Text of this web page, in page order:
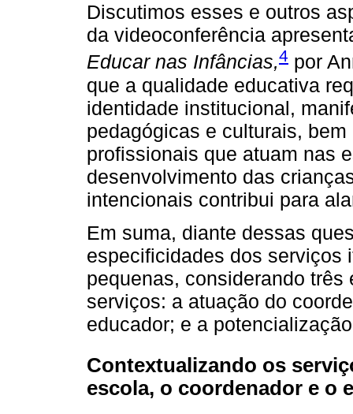
Discutimos esses e outros
da videoconferência
Educar nas Infâncias,4 por
que a qualidade educativa
identidade institucional,
pedagógicas e culturais,
profissionais que atuam nas
desenvolvimento das
intencionais contribui para
Em suma, diante dessas
especificidades dos serviços
pequenas, considerando
serviços: a atuação do
educador; e a
Contextualizando os
escola, o coordenador e o